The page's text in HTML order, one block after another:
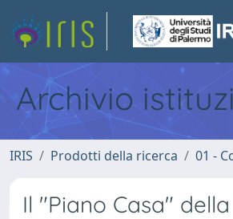
Archivio
IRIS Prodotti della ricerca 01 -
Il "Piano Casa"